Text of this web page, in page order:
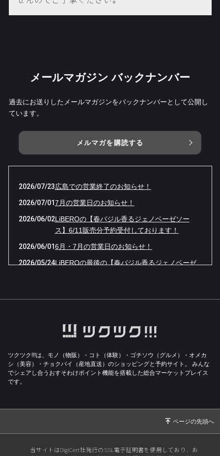
メールマガジン バックナンバー
過去にお送りしたメールマガジンをバックナンバーとして公開し
ています。
メルマガを購読する
2026/07/23広島での営業終了のお知らせ！
2026/07/017月の営業日のお知らせ！
2026/06/02LiBEROの【春バジル香るジェノベーゼソー
ス】6/11販売分予約受付しております！
2026/06/016月・7月の営業日のお知らせ！
2026/05/24LiBEROの最後の【春バジル香るジェノベーゼ
21周年感謝コースのお知らせ
3月・4月の営業日のお知らせ！
2026/02/042月・3月の営業日のお知らせ！
ツクツク!!!は、モノ（物販）・コト（体験）・ゴチソウ（グルメ）・オメカ
シ（美容）・チョクバイ（産地直送）のショッピングと予約サイト。
みんな
でシェアし合うおすそわけポイント機能を搭載した総合マーケットプレイス
です。
当サイトはDigiCert社発行のSSL電子証明書を使用しており、お